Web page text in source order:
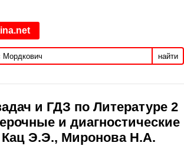
найти
и ГДЗ по Литературе 2
и диагностические
Э.Э., Миронова Н.А.